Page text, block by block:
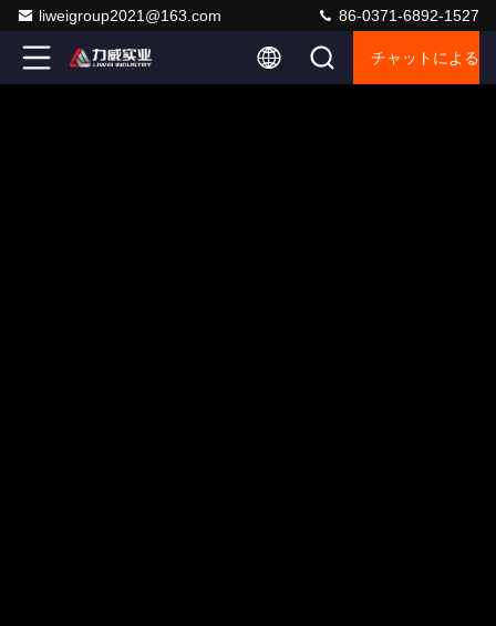
liweigroup2021@163.com 86-0371-6892-1527
チャットによる